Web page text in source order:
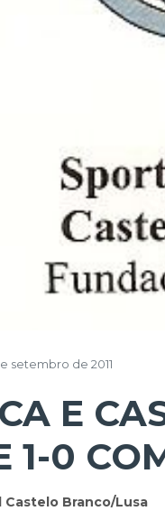
setembro de 2011
E
1-0
Castelo Branco/Lusa